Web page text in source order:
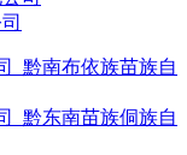
_黔南布依族苗族自
_黔东南苗族侗族自